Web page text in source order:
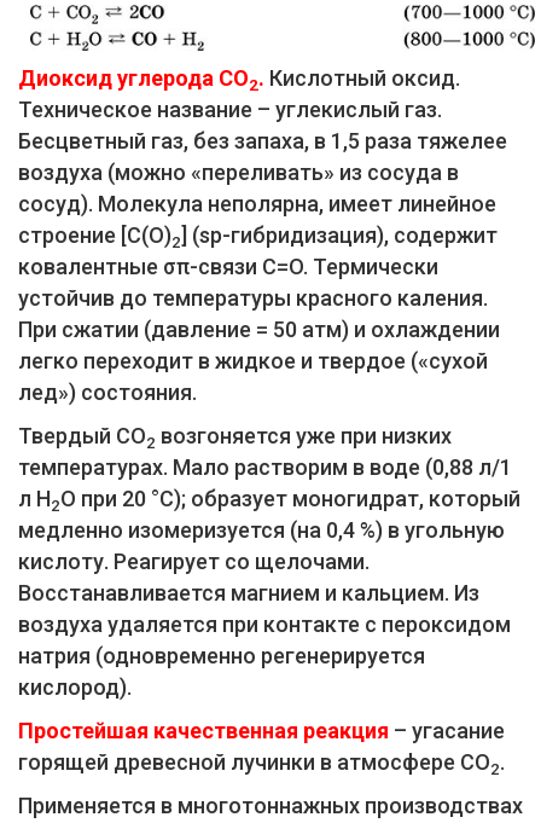
Диоксид углерода СO2. Кислотный оксид.
Техническое название – углекислый газ.
Бесцветный газ, без запаха, в 1,5 раза тяжелее
воздуха (можно «переливать» из сосуда в
сосуд). Молекула неполярна, имеет линейное
строение [С(O)2] (sр-гибридизация), содержит
ковалентные σπ-связи С=O. Термически
устойчив до температуры красного каления.
При сжатии (давление = 50 атм) и охлаждении
легко переходит в жидкое и твердое («сухой
лед») состояния.
Твердый СO2 возгоняется уже при низких
температурах. Мало растворим в воде (0,88 л/1
л Н2O при 20 °C); образует моногидрат, который
медленно изомеризуется (на 0,4 %) в угольную
кислоту. Реагирует со щелочами.
Восстанавливается магнием и кальцием. Из
воздуха удаляется при контакте с пероксидом
натрия (одновременно регенерируется
кислород).
Простейшая качественная реакция – угасание
горящей древесной лучинки в атмосфере СO2.
Применяется в многотоннажных производствах